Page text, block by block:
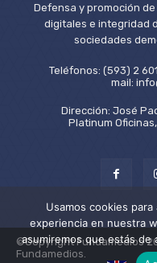
Defensa y promoción
digitales e integridad
sociedades
Teléfonos: (593) 2
mail:
Dirección: José
Platinum
©Copyright Fundamedios
Fundamedios.
Usamos cookies
experiencia en nuestra
asumiremos que estás